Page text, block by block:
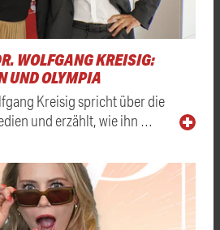
WOLFGANG KREISIG:
UND OLYMPIA
Kreisig spricht über die
und erzählt, wie ihn …